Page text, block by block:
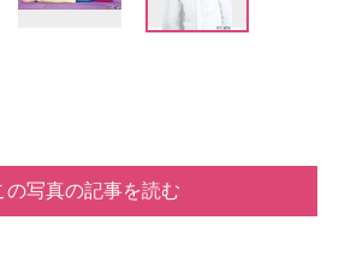
の写真の記事を読む